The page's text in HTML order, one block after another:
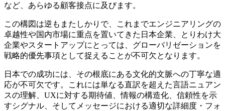
など、あらゆる顧客接点に及びます。
この構図は逆もまたしかりで、これまでエンジニアリングの
卓越性や国内市場に重点を置いてきた日本企業、とりわけ大
企業やスタートアップにとっては、グローバリゼーションを
戦略的優先事項として捉えることが不可欠となります。
日本での成功には、その根底にある文化的文脈への丁寧な適
応が不可欠です。これには単なる直訳を超えた言語ニュアン
スの理解、UXに対する期待値、情報の構造化、信頼性を示
すシグナル、そしてメッセージにおける適切な詳細度・フォ